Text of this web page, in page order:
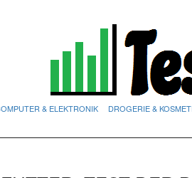
& ELEKTRONIK DROGERIE &